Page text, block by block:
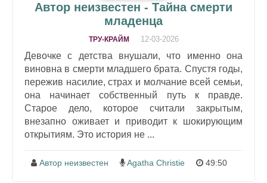
Автор неизвестен - Тайна смерти
младенца
ТРУ-КРАЙМ 12-03-2026
Девочке с детства внушали, что именно она
виновна в смерти младшего брата. Спустя годы,
пережив насилие, страх и молчание всей семьи,
она начинает собственный путь к правде.
Старое дело, которое считали закрытым,
внезапно оживает и приводит к шокирующим
открытиям. Это история не ...
Автор неизвестен Agatha Christie 49:50